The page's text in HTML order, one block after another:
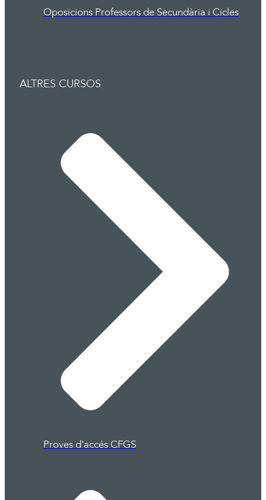
Oposicions Professors de Secundària i Cicles
ALTRES CURSOS
Proves d'accés CFGS